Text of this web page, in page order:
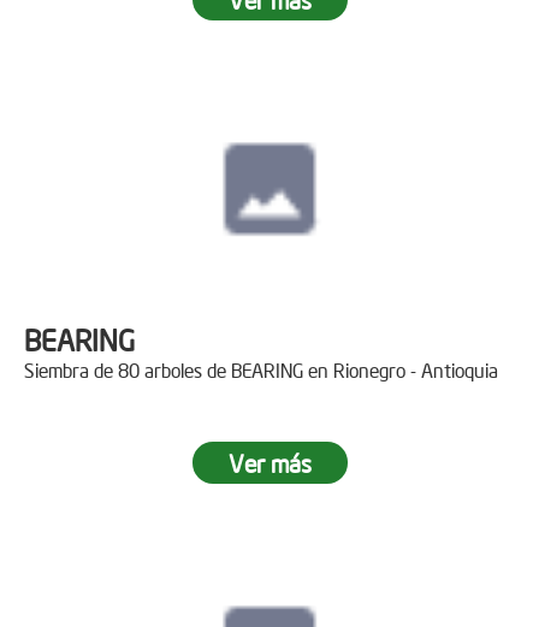
BEARING
Siembra de 80 arboles de BEARING en Rionegro - Antioquia
Ver más